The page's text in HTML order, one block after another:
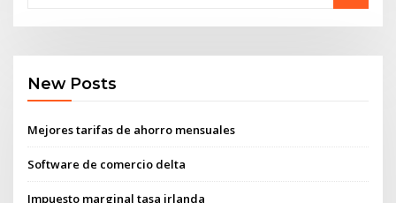
New Posts
Mejores tarifas de ahorro mensuales
Software de comercio delta
Impuesto marginal tasa irlanda